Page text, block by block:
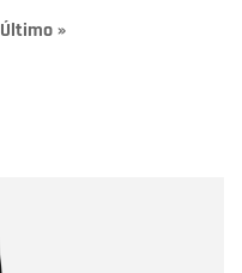
Última
Último »